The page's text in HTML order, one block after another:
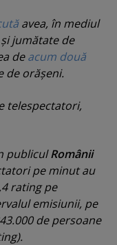
avea, în mediul
jumătate de
deacum două
de orăşeni.
telespectatori,
publiculRomânii
pe minut au
rating pe
emisiunii, pe
de persoane